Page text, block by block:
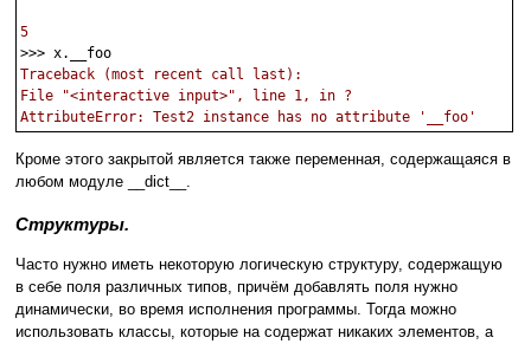
5
Traceback (most recent call last):
File "<interactive input>", line 1, in ?
AttributeError: Test2 instance has no attribute '__foo'
Кроме этого закрытой является также переменная, содержащаяся в
любом модуле __dict__.
Структуры.
Часто нужно иметь некоторую логическую структуру, содержащую
в себе поля различных типов, причём добавлять поля нужно
динамически, во время исполнения программы. Тогда можно
использовать классы, которые на содержат никаких элементов, а